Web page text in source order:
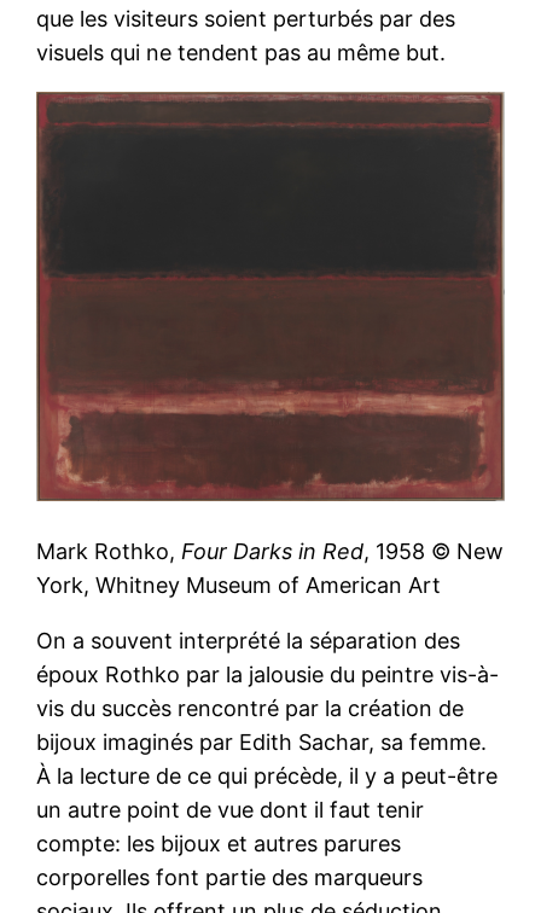
que les visiteurs soient perturbés par des
visuels qui ne tendent pas au même but.
Mark Rothko,Four Darks in Red, 1958 © New
York, Whitney Museum of American Art
On a souvent interprété la séparation des
époux Rothko par la jalousie du peintre vis-à-
vis du succès rencontré par la création de
bijoux imaginés par Edith Sachar, sa femme.
À la lecture de ce qui précède, il y a peut-être
un autre point de vue dont il faut tenir
compte: les bijoux et autres parures
corporelles font partie des marqueurs